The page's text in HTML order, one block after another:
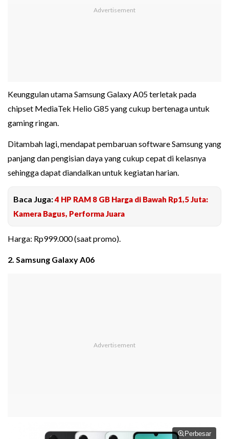
Keunggulan utama Samsung Galaxy A05 terletak pada
chipset MediaTek Helio G85 yang cukup bertenaga untuk
gaming ringan.
Ditambah lagi, mendapat pembaruan software Samsung yang
panjang dan pengisian daya yang cukup cepat di kelasnya
sehingga dapat diandalkan untuk kegiatan harian.
Baca Juga:4 HP RAM 8 GB Harga di Bawah Rp1,5 Juta:
Kamera Bagus, Performa Juara
Harga: Rp999.000 (saat promo).
2. Samsung Galaxy A06
Perbesar